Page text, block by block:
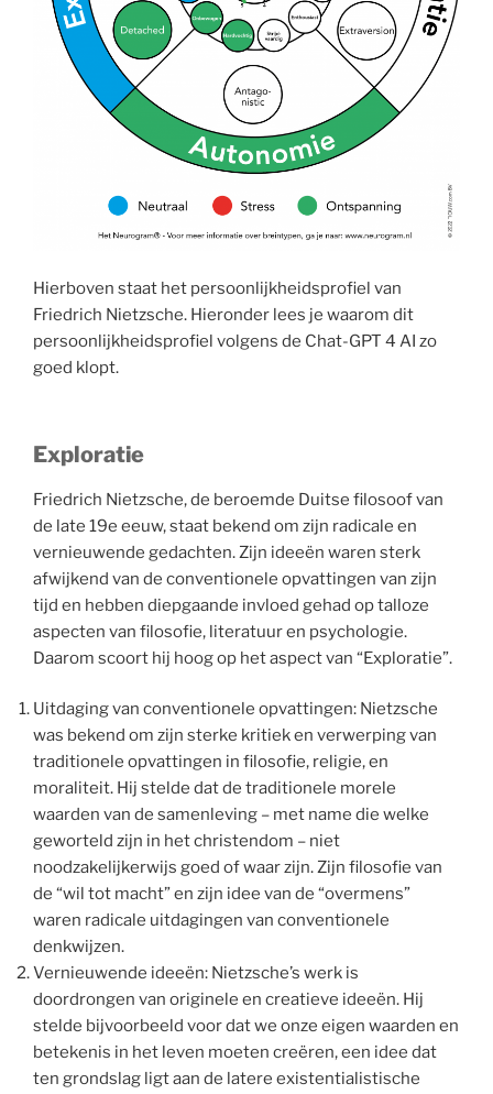
Hierboven staat het persoonlijkheidsprofiel van
Friedrich Nietzsche. Hieronder lees je waarom dit
persoonlijkheidsprofiel volgens de Chat-GPT 4 AI zo
goed klopt.
Exploratie
Friedrich Nietzsche, de beroemde Duitse filosoof van
de late 19e eeuw, staat bekend om zijn radicale en
vernieuwende gedachten. Zijn ideeën waren sterk
afwijkend van de conventionele opvattingen van zijn
tijd en hebben diepgaande invloed gehad op talloze
aspecten van filosofie, literatuur en psychologie.
Daarom scoort hij hoog op het aspect van “Exploratie”.
Uitdaging van conventionele opvattingen: Nietzsche
was bekend om zijn sterke kritiek en verwerping van
traditionele opvattingen in filosofie, religie, en
moraliteit. Hij stelde dat de traditionele morele
waarden van de samenleving – met name die welke
geworteld zijn in het christendom – niet
noodzakelijkerwijs goed of waar zijn. Zijn filosofie van
de “wil tot macht” en zijn idee van de “overmens”
waren radicale uitdagingen van conventionele
denkwijzen.
Vernieuwende ideeën: Nietzsche’s werk is
doordrongen van originele en creatieve ideeën. Hij
stelde bijvoorbeeld voor dat we onze eigen waarden en
betekenis in het leven moeten creëren, een idee dat
ten grondslag ligt aan de latere existentialistische